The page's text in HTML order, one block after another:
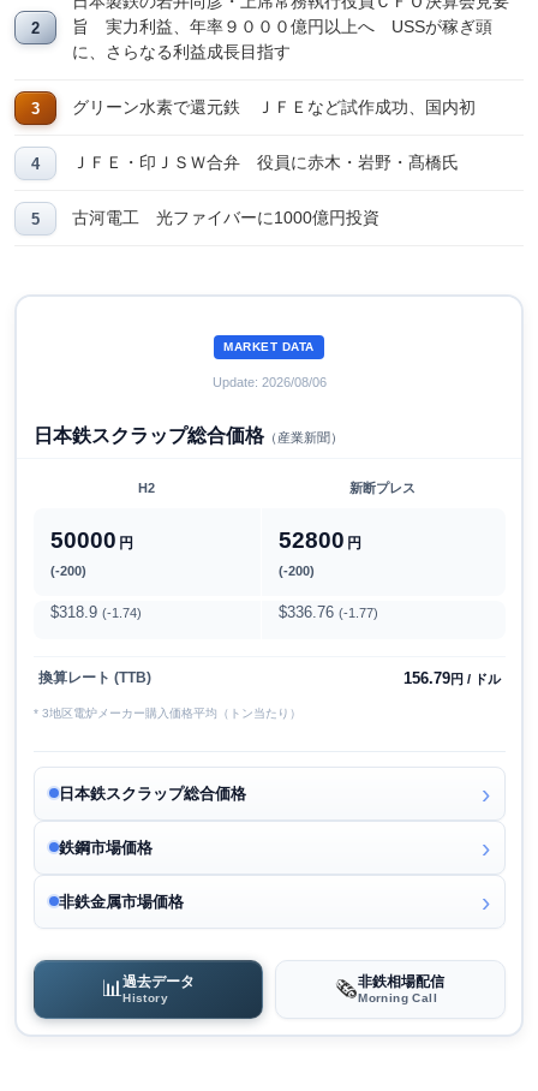
旨 実力利益、年率９０００億円以上へ USSが稼ぎ頭
に、さらなる利益成長目指す
グリーン水素で還元鉄 ＪＦＥなど試作成功、国内初
ＪＦＥ・印ＪＳＷ合弁 役員に赤木・岩野・髙橋氏
古河電工 光ファイバーに1000億円投資
MARKET DATA
Update: 2026/08/06
日本鉄スクラップ総合価格（産業新聞）
H2 新断プレス
50000 円
(-200)
52800 円
(-200)
$318.9 (-1.74) $336.76 (-1.77)
換算レート (TTB) 156.79円 / ドル
* 3地区電炉メーカー購入価格平均（トン当たり）
日本鉄スクラップ総合価格
鉄鋼市場価格
非鉄金属市場価格
📊過去データ
History 🗞️非鉄相場配信
Morning Call